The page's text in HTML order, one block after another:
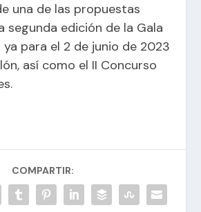
una de las propuestas
segunda edición de la Gala
para el 2 de junio de 2023
así como el II Concurso
COMPARTIR: